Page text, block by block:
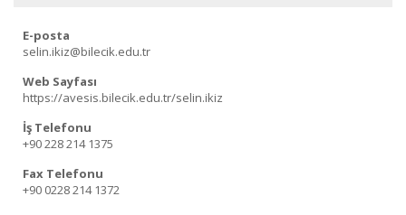
E-posta
selin.ikiz@bilecik.edu.tr
Web Sayfası
https://avesis.bilecik.edu.tr/selin.ikiz
İş Telefonu
+90 228 214 1375
Fax Telefonu
+90 0228 214 1372